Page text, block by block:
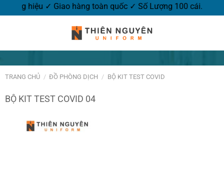
thương hiệu ✓ Giao hàng toàn quốc ✓ Số Lượng 100 cái.
TRANG CHỦ / ĐỒ PHÒNG DỊCH / BỘ KIT TEST COVID
BỘ KIT TEST COVID 04